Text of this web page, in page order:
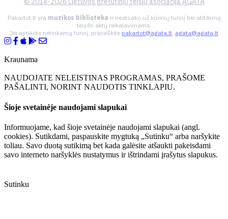
Pakartot.lt yra muzikos biblioteka ir neatsako už kūrinių turinį bei atitikimą
teisės aktų reikalavimams.
Jei aptikote netinkamą turinį, praneškite pakartot@agata.lt, agata@agata.lt
Kraunama
NAUDOJATE NELEISTINAS PROGRAMAS, PRAŠOME
PAŠALINTI, NORINT NAUDOTIS TINKLAPIU.
Šioje svetainėje naudojami slapukai
Informuojame, kad šioje svetainėje naudojami slapukai (angl.
cookies). Sutikdami, paspauskite mygtuką „Sutinku“ arba naršykite
toliau. Savo duotą sutikimą bet kada galėsite atšaukti pakeisdami
savo interneto naršyklės nustatymus ir ištrindami įrašytus slapukus.
Sutinku